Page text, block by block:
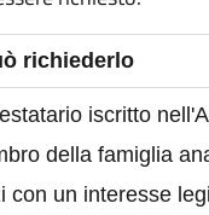
richiederlo
iscritto
della famiglia
con un interesse